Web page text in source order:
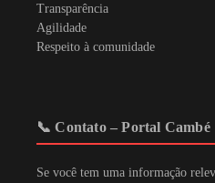
Transparência
Agilidade
Respeito à comunidade
📞 Contato – Portal Cambé
Se você tem uma informação